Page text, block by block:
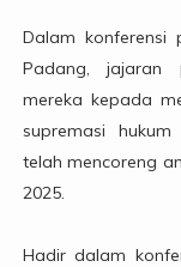
Dalam konferensi
Padang, jajaran
mereka kepada
supremasi
telah mencoreng
2025.
Hadir dalam